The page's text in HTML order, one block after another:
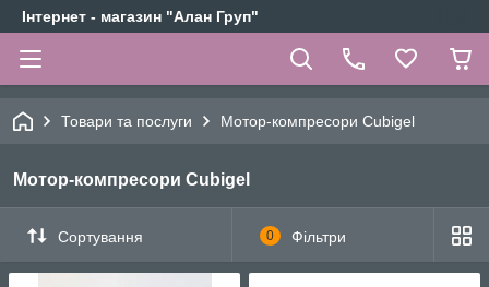
Інтернет - магазин "Алан Груп"
Товари та послуги Мотор-компресори Cubigel
Мотор-компресори Cubigel
Сортування 0 Фільтри